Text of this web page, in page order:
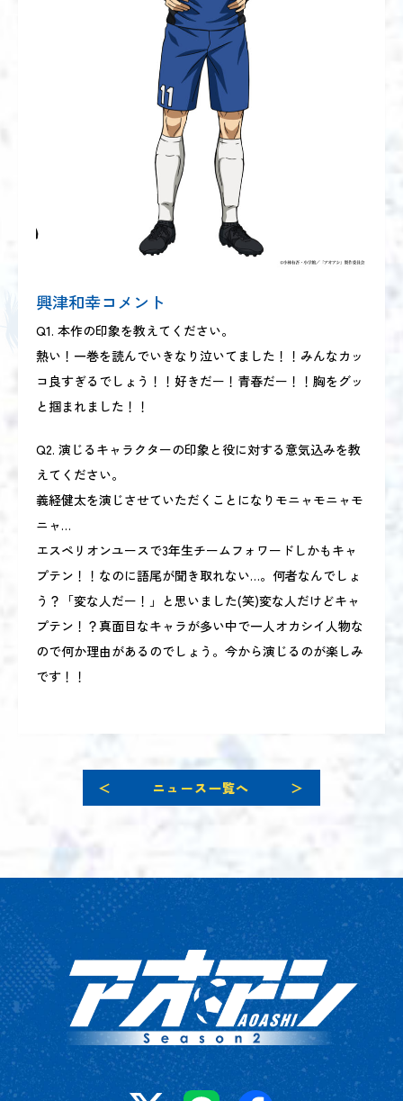
興津和幸コメント
Q1. 本作の印象を教えてください。
熱い！一巻を読んでいきなり泣いてました！！みんなカッ
コ良すぎるでしょう！！好きだー！青春だー！！胸をグッ
と掴まれました！！
Q2. 演じるキャラクターの印象と役に対する意気込みを教
えてください。
義経健太を演じさせていただくことになりモニャモニャモ
ニャ…
エスペリオンユースで3年生チームフォワードしかもキャ
プテン！！なのに語尾が聞き取れない…。何者なんでしょ
う？「変な人だー！」と思いました(笑)変な人だけどキャ
プテン！？真面目なキャラが多い中で一人オカシイ人物な
ので何か理由があるのでしょう。今から演じるのが楽しみ
です！！
＜ ニュース一覧へ ＞